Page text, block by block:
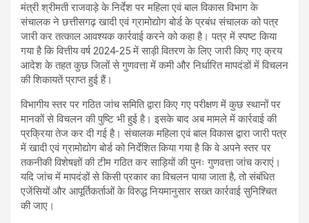
मंत्री श्रीमती राजवाड़े के निर्देश पर महिला एवं बाल विकास विभाग के
संचालक ने छत्तीसगढ़ खादी एवं ग्रामोद्योग बोर्ड के प्रबंध संचालक को पत्र
जारी कर तत्काल आवश्यक कार्रवाई करने को कहा है। पत्र में स्पष्ट किया
गया है कि वित्तीय वर्ष 2024-25 में साड़ी वितरण के लिए जारी किए गए क्रय
आदेश के तहत कुछ जिलों से गुणवत्ता में कमी और निर्धारित मापदंडों में विचलन
की शिकायतें प्राप्त हुई हैं।
विभागीय स्तर पर गठित जांच समिति द्वारा किए गए परीक्षण में कुछ स्थानों पर
मानकों से विचलन की पुष्टि भी हुई है। इसके बाद अब मामले में कार्रवाई की
प्रक्रिया तेज कर दी गई है। संचालक महिला एवं बाल विकास द्वारा जारी पत्र
में खादी एवं ग्रामोद्योग बोर्ड को निर्देशित किया गया है कि वे अपने स्तर पर
तकनीकी विशेषज्ञों की टीम गठित कर साड़ियों की पुनः गुणवत्ता जांच कराएं।
यदि जांच में मापदंडों से किसी प्रकार का विचलन पाया जाता है, तो संबंधित
एजेंसियों और आपूर्तिकर्ताओं के विरुद्ध नियमानुसार सख्त कार्रवाई सुनिश्चित
की जाए।